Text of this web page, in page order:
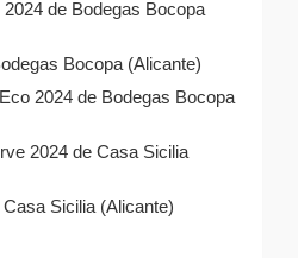
de Bodegas Bocopa
Bocopa (Alicante)
2024 de Bodegas Bocopa
2024 de Casa Sicilia
Sicilia (Alicante)